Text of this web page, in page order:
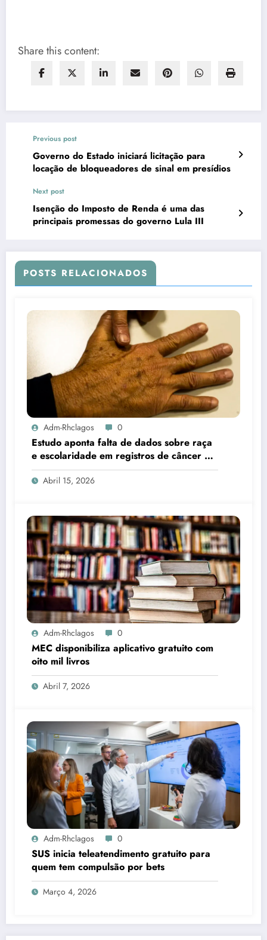
Share this content:
Previous post
Governo do Estado iniciará licitação para
locação de bloqueadores de sinal em presídios
Next post
Isenção do Imposto de Renda é uma das
principais promessas do governo Lula III
POSTS RELACIONADOS
Adm-Rhclagos 0
Estudo aponta falta de dados sobre raça
e escolaridade em registros de câncer no
Brasil
Abril 15, 2026
Adm-Rhclagos 0
MEC disponibiliza aplicativo gratuito com
oito mil livros
Abril 7, 2026
Adm-Rhclagos 0
SUS inicia teleatendimento gratuito para
quem tem compulsão por bets
Março 4, 2026